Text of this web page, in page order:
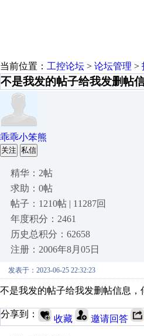
当前位置： 工控论坛 > 论坛管理 >
不是我发的帖子给我发删帖
乖乖小笨熊
关注 私信
精华：2帖
求助：0帖
帖子：1210帖 | 11287回
年度积分：2461
历史总积分：62658
注册：2006年8月05日
发表于：2023-06-25 22:32:23
不是我发的帖子给我发删帖信息，
分享到： 收藏 邀请回答